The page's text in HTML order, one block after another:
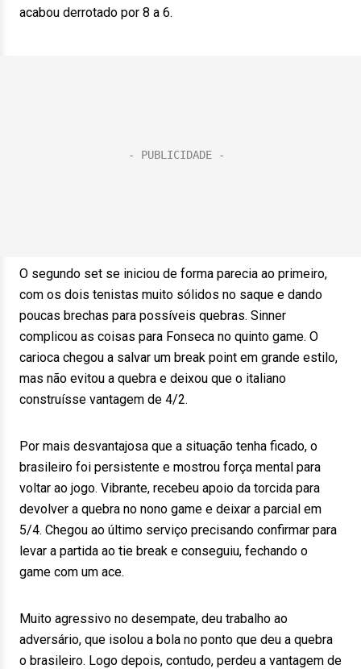
acabou derrotado por 8 a 6.
O segundo set se iniciou de forma parecia ao primeiro,
com os dois tenistas muito sólidos no saque e dando
poucas brechas para possíveis quebras. Sinner
complicou as coisas para Fonseca no quinto game. O
carioca chegou a salvar um break point em grande estilo,
mas não evitou a quebra e deixou que o italiano
construísse vantagem de 4/2.
Por mais desvantajosa que a situação tenha ficado, o
brasileiro foi persistente e mostrou força mental para
voltar ao jogo. Vibrante, recebeu apoio da torcida para
devolver a quebra no nono game e deixar a parcial em
5/4. Chegou ao último serviço precisando confirmar para
levar a partida ao tie break e conseguiu, fechando o
game com um ace.
Muito agressivo no desempate, deu trabalho ao
adversário, que isolou a bola no ponto que deu a quebra
o brasileiro. Logo depois, contudo, perdeu a vantagem de